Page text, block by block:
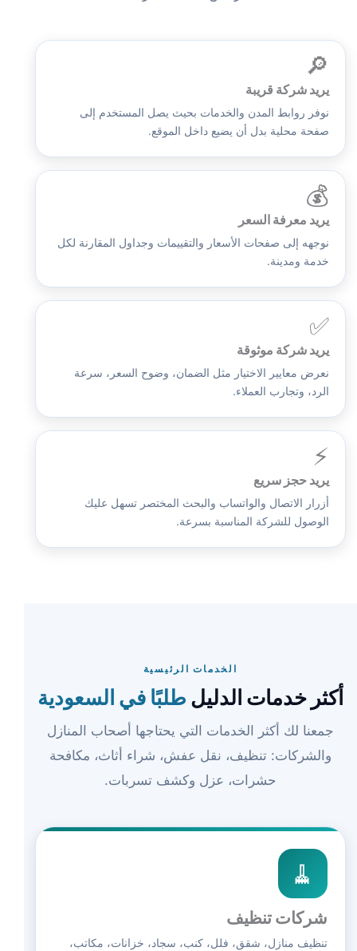
🔎
يريد شركة قريبة
نوفر روابط المدن والخدمات بحيث يصل المستخدم إلى
صفحة محلية بدل أن يضيع داخل الموقع.
💰
يريد معرفة السعر
نوجهه إلى صفحات الأسعار والتقييمات وجداول المقارنة لكل
خدمة ومدينة.
✅
يريد شركة موثوقة
نعرض معايير الاختيار مثل الضمان، وضوح السعر، سرعة
الرد، وتجارب العملاء.
⚡
يريد حجز سريع
أزرار الاتصال والواتساب والبحث المختصر تسهل عليك
الوصول للشركة المناسبة بسرعة.
الخدمات الرئيسية
أكثر خدمات الدليل طلبًا في السعودية
جمعنا لك أكثر الخدمات التي يحتاجها أصحاب المنازل
والشركات: تنظيف، نقل عفش، شراء أثاث، مكافحة
حشرات، عزل وكشف تسربات.
🧹
شركات تنظيف
تنظيف منازل، شقق، فلل، كنب، سجاد، خزانات، مكاتب،